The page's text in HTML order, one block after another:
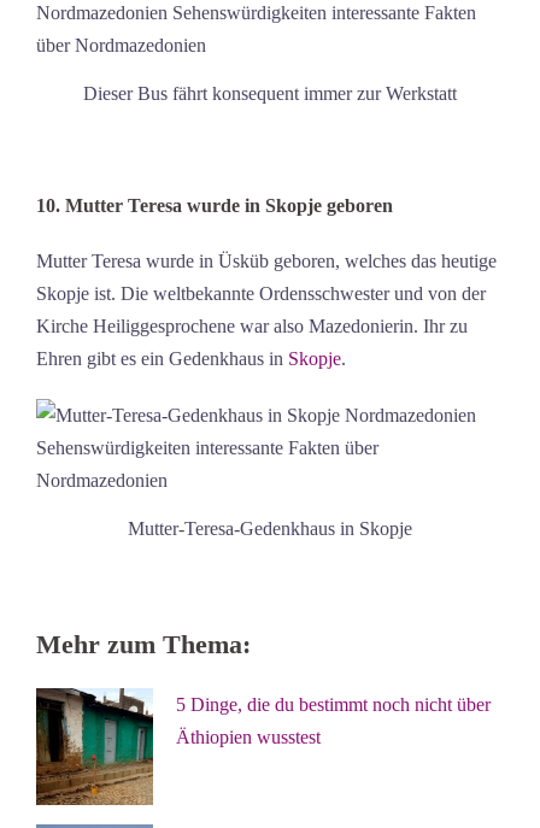
Dieser Bus fährt konsequent immer zur Werkstatt
10. Mutter Teresa wurde in Skopje geboren
Mutter Teresa wurde in Üsküb geboren, welches das heutige
Skopje ist. Die weltbekannte Ordensschwester und von der
Kirche Heiliggesprochene war also Mazedonierin. Ihr zu
Ehren gibt es ein Gedenkhaus in Skopje.
Mutter-Teresa-Gedenkhaus in Skopje
Mehr zum Thema:
5 Dinge, die du bestimmt noch nicht über
Äthiopien wusstest